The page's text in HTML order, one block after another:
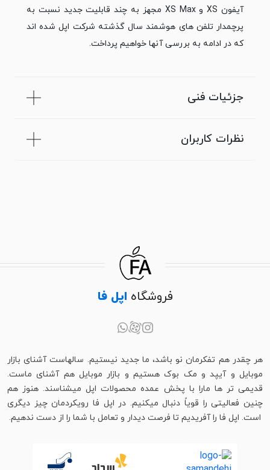
آیفون XS و XS Max مجهز به چند قابلیت جدید نسبت به
پرچمدار تلفن های هوشمند سال گذشته شرکت اپل شده اند
که در ادامه به بررسی آنها خواهیم پرداخت.
جزئیات فنی
نظرات کاربران
فروشگاه اپل فا
هر چقدر هم تفکرمان نو باشد، ما جدید نیستیم. سالهاست آشنای بازار
موبایل و آیپد و مک بوک هستیم و بازار موبایل هم آشنای ماست.
قدیمی تر ها مارا با پخش عمده محصولات اپل میشناسند. هنوز هم
چنین فعالیتی را قویاً دنبال میکنیم. در اپل فا رویکردمان چیز دیگری
است. اپل فا را آفریدیم تا فرصت دیدار و تعامل با شما را از دست ندهیم.